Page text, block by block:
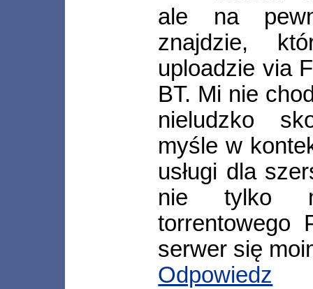
ale na
znajdzie,
uploadzie via
BT. Mi nie
nieludzko
myśle w
usługi dla
nie tylko
serwer się
Odpowiedz